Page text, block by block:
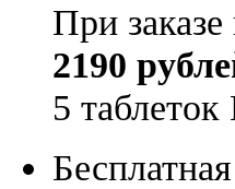
При
2190
5